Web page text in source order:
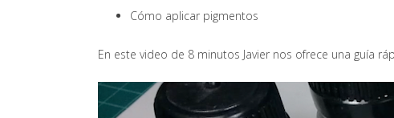
Cómo aplicar pigmentos
En este video de 8 minutos Javier nos ofrece una guía